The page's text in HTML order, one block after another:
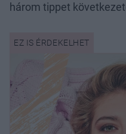
három tippet